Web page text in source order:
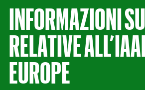
INFORMAZIONI
RELATIVE
EUROPE